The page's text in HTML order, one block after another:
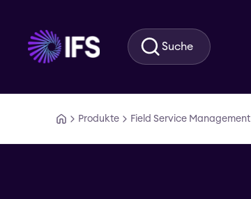
Suche
Produkte Field Service Management